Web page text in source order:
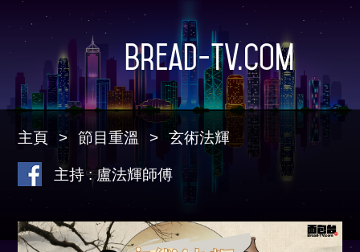
Bread-TV.com
主頁 節目重溫 玄術法輝
主持 : 盧法輝師傅